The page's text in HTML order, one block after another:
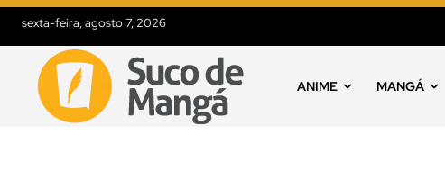
sexta-feira, agosto 7, 2026
ANIME MANGÁ